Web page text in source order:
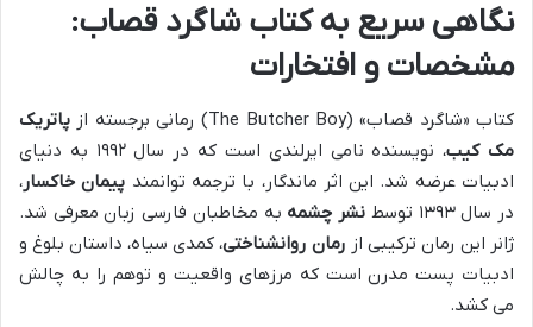
نگاهی سریع به کتاب شاگرد قصاب:
مشخصات و افتخارات
کتاب «شاگرد قصاب» (The Butcher Boy) رمانی برجسته از
پاتریک
مک کیب
، نویسنده نامی ایرلندی است که در سال ۱۹۹۲ به دنیای
ادبیات عرضه شد. این اثر ماندگار، با ترجمه توانمند پیمان خاکسار،
در سال ۱۳۹۳ توسط
نشر چشمه به مخاطبان فارسی زبان معرفی شد.
ژانر این رمان ترکیبی از رمان روانشناختی، کمدی سیاه، داستان بلوغ و
ادبیات پست مدرن است که مرزهای واقعیت و توهم را به چالش
می کشد.